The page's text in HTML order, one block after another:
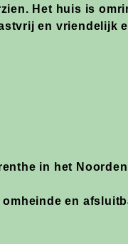
Het huis is
en vriendelijk
in het
en